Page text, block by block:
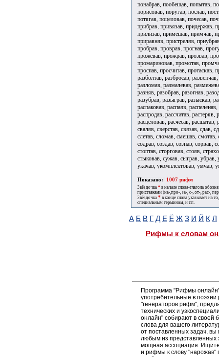
понабрав, пообещав, попытав,
порисовав, поругав, послав,
потягав, поцеловав, почесав,
прибрав, привязав, придержав,
прилизав, примешав, примчав,
приравняв, пристреляв,
пробрав, проврав, прогнав,
прожевав, прожрав, прозвав,
промариновав, промотав,
проспав, просчитав, протаскав,
разболтав, разбросав,
разломав, размалевав,
разняв, разобрав, разогнав,
разубрав, разыграв, разыскав,
распаковав, распаяв,
распродав, рассчитав, растеряв,
расцеловав, расчесав,
сваляв, сверстав, связав, сдав,
слетав, сломав, смешав, смотав,
содрав, создав, сознав, сорвав,
стоптав, сторговав, стояв,
стыковав, сужав, сыграв, убрав,
укачав, укомплектовав, умчав,
Показано: 1007 рифм
Звёздочка * в начале слова-глагола
приставками (на-,про-, за-, с-, от-, рас-,
Звёздочка * в конце слова указывает на
специальным термином, и т.п.
А Б В Г Д Е Ё Ж З И Й К Л
Рифмы к словам
Программа "Рифмы
употребительные в
"генераторов рифм",
технических и
онлайн" собирают в своей
слова для вашего
от поставленных задач,
любым из
мощная ассоциация. Ищите
и рифмы к слову "нарожав"